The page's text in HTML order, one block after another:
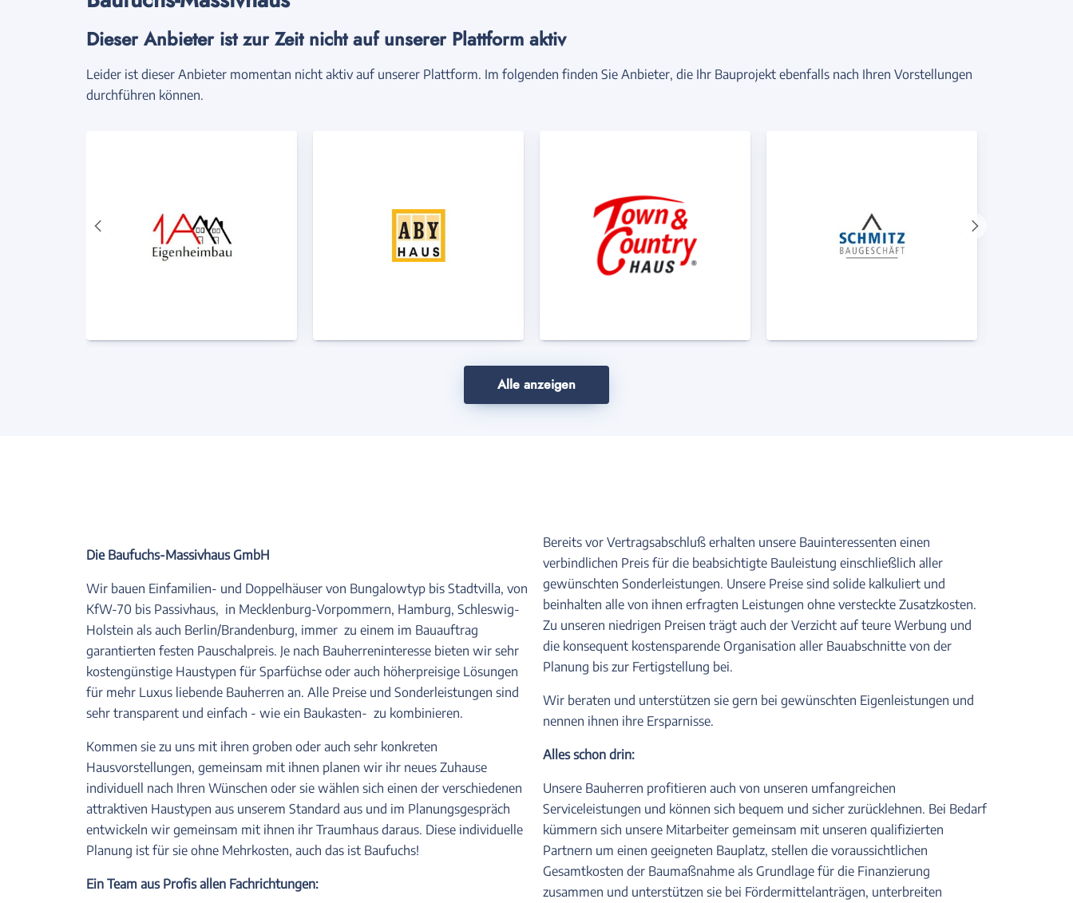
Dieser Anbieter ist zur Zeit nicht auf unserer Plattform aktiv
Leider ist dieser Anbieter momentan nicht aktiv auf unserer Plattform. Im folgenden finden Sie Anbieter, die Ihr Bauprojekt ebenfalls nach Ihren Vorstellungen
durchführen können.
Alle anzeigen
Die Baufuchs-Massivhaus GmbH
Wir bauen Einfamilien- und Doppelhäuser von Bungalowtyp bis Stadtvilla, von
KfW-70 bis Passivhaus, in Mecklenburg-Vorpommern, Hamburg, Schleswig-
Holstein als auch Berlin/Brandenburg, immer zu einem im Bauauftrag
garantierten festen Pauschalpreis. Je nach Bauherreninteresse bieten wir sehr
kostengünstige Haustypen für Sparfüchse oder auch höherpreisige Lösungen
für mehr Luxus liebende Bauherren an. Alle Preise und Sonderleistungen sind
sehr transparent und einfach - wie ein Baukasten- zu kombinieren.
Kommen sie zu uns mit ihren groben oder auch sehr konkreten
Hausvorstellungen, gemeinsam mit ihnen planen wir ihr neues Zuhause
individuell nach Ihren Wünschen oder sie wählen sich einen der verschiedenen
attraktiven Haustypen aus unserem Standard aus und im Planungsgespräch
entwickeln wir gemeinsam mit ihnen ihr Traumhaus daraus. Diese individuelle
Planung ist für sie ohne Mehrkosten, auch das ist Baufuchs!
Ein Team aus Profis allen Fachrichtungen:
Bereits vor Vertragsabschluß erhalten unsere Bauinteressenten einen
verbindlichen Preis für die beabsichtigte Bauleistung einschließlich aller
gewünschten Sonderleistungen. Unsere Preise sind solide kalkuliert und
beinhalten alle von ihnen erfragten Leistungen ohne versteckte Zusatzkosten.
Zu unseren niedrigen Preisen trägt auch der Verzicht auf teure Werbung und
die konsequent kostensparende Organisation aller Bauabschnitte von der
Planung bis zur Fertigstellung bei.
Wir beraten und unterstützen sie gern bei gewünschten Eigenleistungen und
nennen ihnen ihre Ersparnisse.
Alles schon drin:
Unsere Bauherren profitieren auch von unseren umfangreichen
Serviceleistungen und können sich bequem und sicher zurücklehnen. Bei Bedarf
kümmern sich unsere Mitarbeiter gemeinsam mit unseren qualifizierten
Partnern um einen geeigneten Bauplatz, stellen die voraussichtlichen
Gesamtkosten der Baumaßnahme als Grundlage für die Finanzierung
zusammen und unterstützen sie bei Fördermittelanträgen, unterbreiten